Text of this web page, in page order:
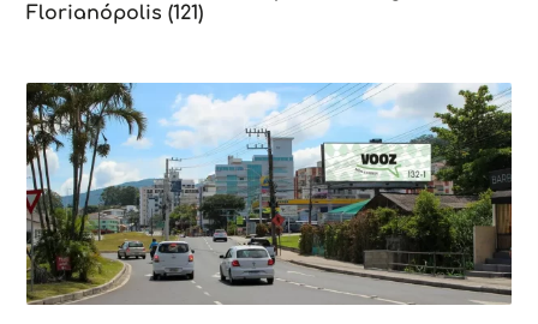
Florianópolis (121)